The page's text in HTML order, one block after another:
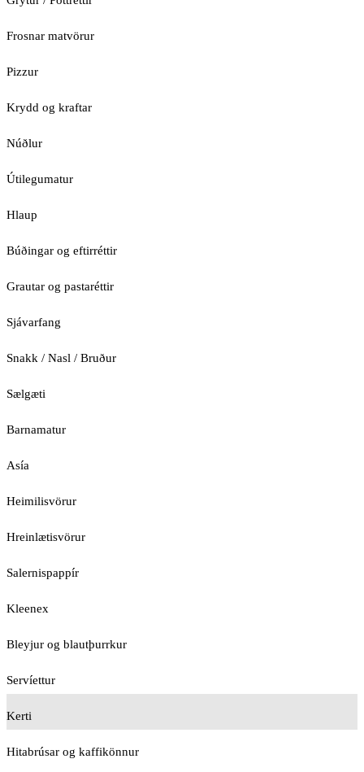
Frosnar matvörur
Pizzur
Krydd og kraftar
Núðlur
Útilegumatur
Hlaup
Búðingar og eftirréttir
Grautar og pastaréttir
Sjávarfang
Snakk / Nasl / Bruður
Sælgæti
Barnamatur
Asía
Heimilisvörur
Hreinlætisvörur
Salernispappír
Kleenex
Bleyjur og blautþurrkur
Servíettur
Kerti
Hitabrúsar og kaffikönnur